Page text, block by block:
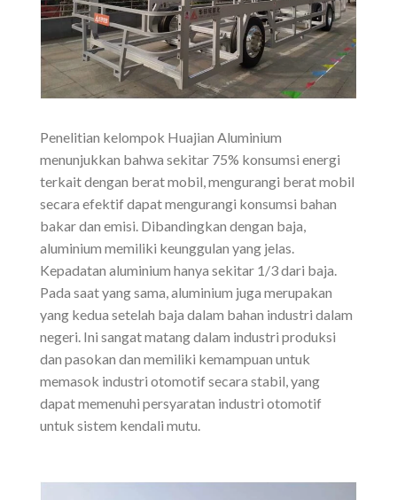
Penelitian kelompok Huajian Aluminium
menunjukkan bahwa sekitar 75% konsumsi energi
terkait dengan berat mobil, mengurangi berat mobil
secara efektif dapat mengurangi konsumsi bahan
bakar dan emisi. Dibandingkan dengan baja,
aluminium memiliki keunggulan yang jelas.
Kepadatan aluminium hanya sekitar 1/3 dari baja.
Pada saat yang sama, aluminium juga merupakan
yang kedua setelah baja dalam bahan industri dalam
negeri. Ini sangat matang dalam industri produksi
dan pasokan dan memiliki kemampuan untuk
memasok industri otomotif secara stabil, yang
dapat memenuhi persyaratan industri otomotif
untuk sistem kendali mutu.